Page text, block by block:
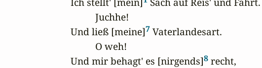
          Juchhe!
Und ließ [meine]7 Vaterlandesart.
          O weh!
Und mir behagt' es [nirgends]8 recht,